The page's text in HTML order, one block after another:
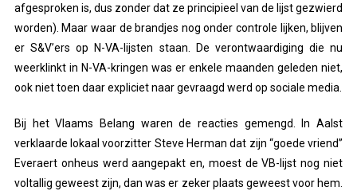
afgesproken is, dus zonder dat ze principieel van de lijst gezwierd
worden). Maar waar de brandjes nog onder controle lijken, blijven
er S&V’ers op N-VA-lijsten staan. De verontwaardiging die nu
weerklinkt in N-VA-kringen was er enkele maanden geleden niet,
ook niet toen daar expliciet naar gevraagd werd op sociale media.
Bij het Vlaams Belang waren de reacties gemengd. In Aalst
verklaarde lokaal voorzitter Steve Herman dat zijn “goede vriend”
Everaert onheus werd aangepakt en, moest de VB-lijst nog niet
voltallig geweest zijn, dan was er zeker plaats geweest voor hem.